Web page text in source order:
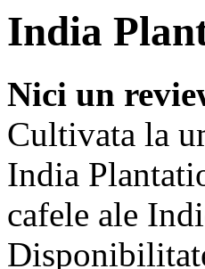
India
Nici un
Cultivata la
India
cafele ale